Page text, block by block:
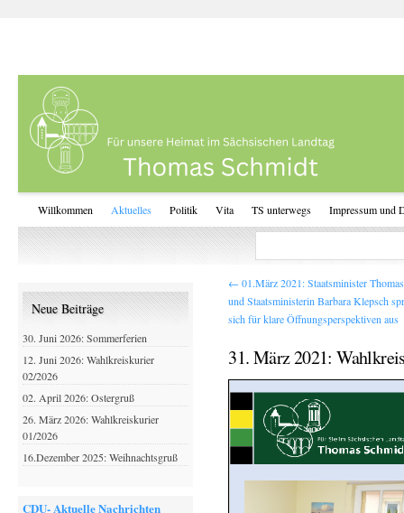
Willkommen Aktuelles Politik Vita TS unterwegs Impressum und
← 01.März 2021: Staatsminister
und Staatsministerin Barbara Klepsch
sich für klare Öffnungsperspektiven aus
31. März 2021:
Neue Beiträge
30. Juni 2026: Sommerferien
12. Juni 2026: Wahlkreiskurier
02/2026
02. April 2026: Ostergruß
26. März 2026: Wahlkreiskurier
01/2026
16.Dezember 2025: Weihnachtsgruß
CDU- Aktuelle Nachrichten